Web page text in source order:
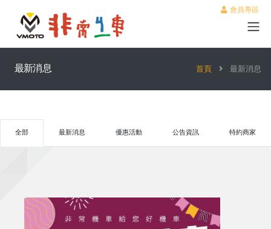
會員專區
最新消息 首頁 最新消息
全部 最新消息 優惠活動 公告資訊 特約商家